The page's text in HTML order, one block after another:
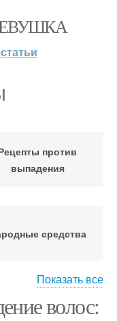
статьи
против
выпадения
средства
от перхоти
Показать все
волос: